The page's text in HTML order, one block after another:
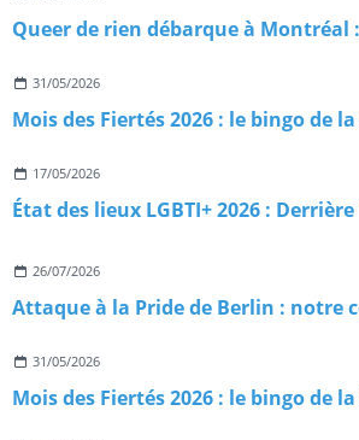
Queer de rien débarque à Montréal
31/05/2026
Mois des Fiertés 2026 : le bingo de
17/05/2026
26/07/2026
31/05/2026
Mois des Fiertés 2026 : le bingo de